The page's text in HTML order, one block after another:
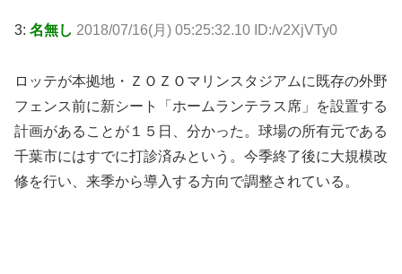
3: 名無し 2018/07/16(月) 05:25:32.10 ID:/v2XjVTy0
ロッテが本拠地・ＺＯＺＯマリンスタジアムに既存の外野
フェンス前に新シート「ホームランテラス席」を設置する
計画があることが１５日、分かった。球場の所有元である
千葉市にはすでに打診済みという。今季終了後に大規模改
修を行い、来季から導入する方向で調整されている。